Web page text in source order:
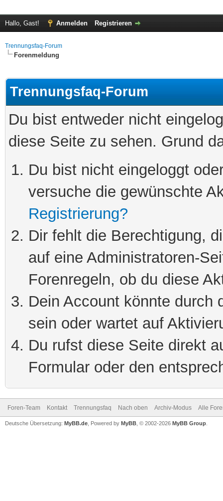
Hallo, Gast! Anmelden Registrieren
Trennungsfaq-Forum
Forenmeldung
Trennungsfaq-Forum
Du bist entweder nicht
diese Seite zu sehen. Grund
Du bist nicht eingeloggt
versuche die gewünschte
Registrierung?
Dir fehlt die Berechtigung,
auf eine Administratoren-
Forenregeln, ob du diese
Dein Account könnte durch
sein oder wartet auf
Du rufst diese Seite direkt
Formular oder den
Foren-Team Kontakt Trennungsfaq Nach oben Archiv-Modus Alle
Deutsche Übersetzung: MyBB.de , Powered by MyBB , © 2002-2026 MyBB Group